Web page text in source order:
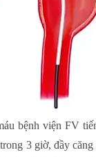
bệnh viện FV
3 giờ, đầy